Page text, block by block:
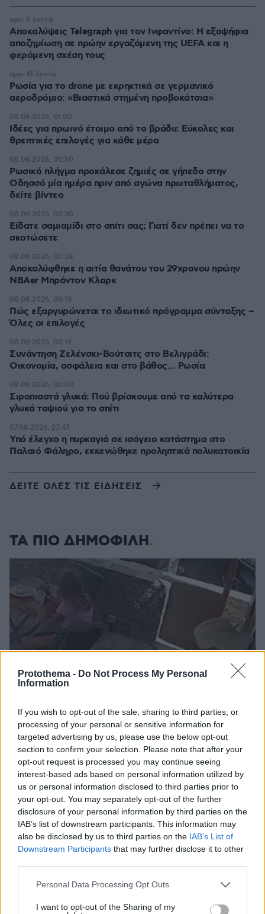
Protothema - Do Not Process My Personal
Information
If you wish to opt-out of the sale, sharing to third parties, or
processing of your personal or sensitive information for
targeted advertising by us, please use the below opt-out
section to confirm your selection. Please note that after your
opt-out request is processed you may continue seeing
interest-based ads based on personal information utilized by
us or personal information disclosed to third parties prior to
your opt-out. You may separately opt-out of the further
disclosure of your personal information by third parties on the
IAB’s list of downstream participants. This information may
also be disclosed by us to third parties on the IAB’s List of
Downstream Participants that may further disclose it to other
Please note that this website/app uses one or more Google
not limited to your visit or usage behaviour. You may click to
Personal Data Processing Opt Outs
I want to opt-out of the Sharing of my
Αποκαλύψεις Telegraph για τον Ινφαντίνο: Η εξαψήφια
αποζημίωση σε πρώην εργαζόμενη της UEFA και η
φερόμενη σχέση τους
πριν 9 λεπτά
Ρωσία για το drone με εκρηκτικά σε γερμανικό
αεροδρόμιο: «Βιαστικά στημένη προβοκάτσια»
πριν 41 λεπτά
Ιδέες για πρωινό έτοιμο από το βράδυ: Εύκολες και
θρεπτικές επιλογές για κάθε μέρα
08.08.2026, 01:00
Ρωσικό πλήγμα προκάλεσε ζημιές σε γήπεδο στην
Οδησσό μία ημέρα πριν από αγώνα πρωταθλήματος,
δείτε βίντεο
08.08.2026, 00:50
Είδατε σαμιαμίδι στο σπίτι σας; Γιατί δεν πρέπει να το
σκοτώσετε
08.08.2026, 00:30
Αποκαλύφθηκε η αιτία θανάτου του 29χρονου πρώην
NBAer Μπράντον Κλαρκ
08.08.2026, 00:28
Πώς εξαργυρώνεται το ιδιωτικό πρόγραμμα σύνταξης –
Όλες οι επιλογές
08.08.2026, 00:18
Συνάντηση Ζελένσκι-Βούτσιτς στο Βελιγράδι:
Οικονομία, ασφάλεια και στο βάθος... Ρωσία
08.08.2026, 00:14
Σιροπιαστά γλυκά: Πού βρίσκουμε από τα καλύτερα
γλυκά ταψιού για το σπίτι
08.08.2026, 00:00
Υπό έλεγχο η πυρκαγιά σε ισόγειο κατάστημα στο
Παλαιό Φάληρο, εκκενώθηκε προληπτικά πολυκατοικία
07.08.2026, 23:47
ΔΕΙΤΕ ΟΛΕΣ ΤΙΣ ΕΙΔΗΣΕΙΣ
ΤΑ ΠΙΟ ΔΗΜΟΦΙΛΗ
«Πόσα θέλεις για το κορίτσι;»: Τουρίστας στην
Κρήτη ζητά... τιμή για να ασελγήσει σε ανήλικη, τι
καταγγέλλει ο ιδιοκτήτης επιχείρησης
07.08.2026, 18:22